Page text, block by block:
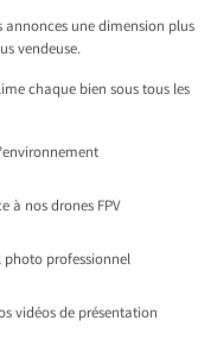
annonces une dimension plus
vendeuse.
chaque bien sous tous les
à nos drones FPV
professionnel
vidéos de présentation